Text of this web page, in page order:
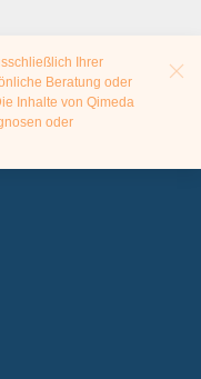
Ihrer
Beratung oder
Inhalte von Qimeda
oder